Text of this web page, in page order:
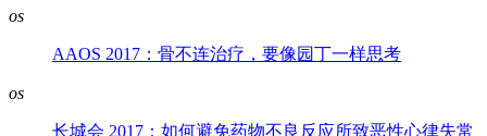
os
AAOS 2017：骨不连治疗，要像园丁一样思考
os
长城会 2017：如何避免药物不良反应所致恶性心律失常